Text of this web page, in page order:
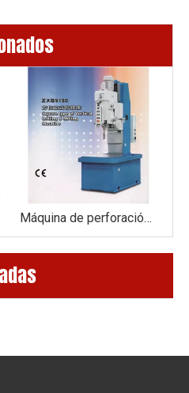
Máquina de perforación ZXB5150